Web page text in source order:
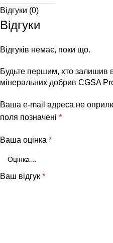
Відгуки (0)
Відгуки
Відгуків немає, поки що.
Будьте першим, хто залишив
мінеральних добрив CGSA
Ваша e-mail адреса не
поля позначені *
Ваша оцінка *
Ваш відгук *